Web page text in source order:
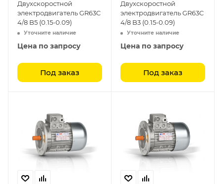
Двухскоростной
электродвигатель GR63C
4/8 B5 (0.15-0.09)
Уточните наличие
Цена по запросу
Под заказ
Двухскоростной
электродвигатель GR63C
4/8 B3 (0.15-0.09)
Уточните наличие
Цена по запросу
Под заказ